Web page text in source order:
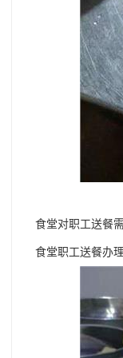
食堂对职工送餐
食堂职工送餐办